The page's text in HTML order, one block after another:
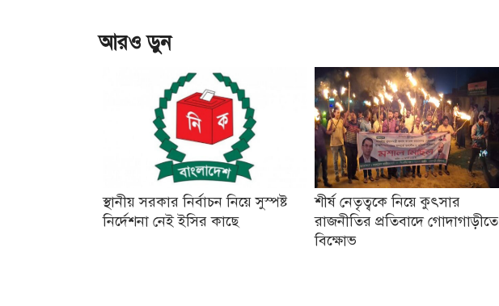
আরও ড়ুন
স্থানীয় সরকার নির্বাচন নিয়ে সুস্পষ্ট
নির্দেশনা নেই ইসির কাছে
শীর্ষ নেতৃত্বকে নিয়ে কুৎসার
রাজনীতির প্রতিবাদে গোদাগাড়ীতে
বিক্ষোভ